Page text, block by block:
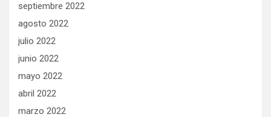
septiembre 2022
agosto 2022
julio 2022
junio 2022
mayo 2022
abril 2022
marzo 2022